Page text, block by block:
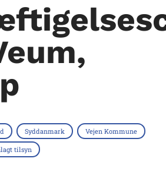
Syddanmark Vejen Kommune
tilsyn